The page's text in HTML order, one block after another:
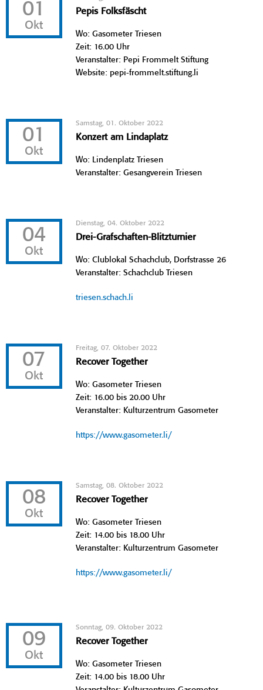
01
Okt
Pepis Folksfäscht
Wo: Gasometer Triesen
Zeit: 16.00 Uhr
Veranstalter: Pepi Frommelt Stiftung
Website: pepi-frommelt.stiftung.li
01
Okt
Samstag, 01. Oktober 2022
Konzert am Lindaplatz
Wo: Lindenplatz Triesen
Veranstalter: Gesangverein Triesen
04
Okt
Dienstag, 04. Oktober 2022
Drei-Grafschaften-Blitzturnier
Wo: Clublokal Schachclub, Dorfstrasse 26
Veranstalter: Schachclub Triesen
triesen.schach.li
07
Okt
Freitag, 07. Oktober 2022
Recover Together
Wo: Gasometer Triesen
Zeit: 16.00 bis 20.00 Uhr
Veranstalter: Kulturzentrum Gasometer
https://www.gasometer.li/
08
Okt
Samstag, 08. Oktober 2022
Recover Together
Wo: Gasometer Triesen
Zeit: 14.00 bis 18.00 Uhr
Veranstalter: Kulturzentrum Gasometer
https://www.gasometer.li/
09
Okt
Sonntag, 09. Oktober 2022
Recover Together
Wo: Gasometer Triesen
Zeit: 14.00 bis 18.00 Uhr